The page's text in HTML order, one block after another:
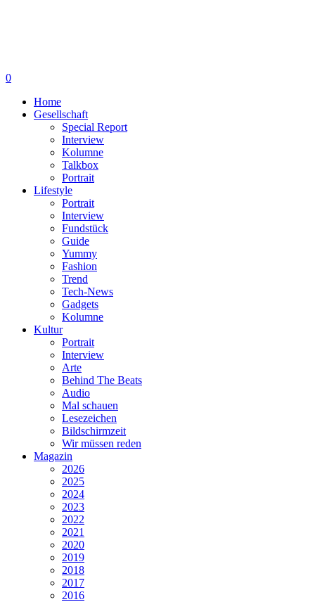
0
Home
Gesellschaft
Special Report
Interview
Kolumne
Talkbox
Portrait
Lifestyle
Portrait
Interview
Fundstück
Guide
Yummy
Fashion
Trend
Tech-News
Gadgets
Kolumne
Kultur
Portrait
Interview
Arte
Behind The Beats
Audio
Mal schauen
Lesezeichen
Bildschirmzeit
Wir müssen reden
Magazin
2026
2025
2024
2023
2022
2021
2020
2019
2018
2017
2016